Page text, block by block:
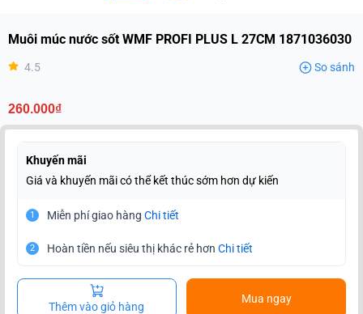
Muôi múc nước sốt WMF PROFI PLUS L 27CM 1871036030
4.5 So sánh
260.000₫
Khuyến mãi
Giá và khuyến mãi có thể kết thúc sớm hơn dự kiến
1 Miễn phí giao hàng Chi tiết
2 Hoàn tiền nếu siêu thị khác rẻ hơn Chi tiết
Thêm vào giỏ hàng
Mua ngay